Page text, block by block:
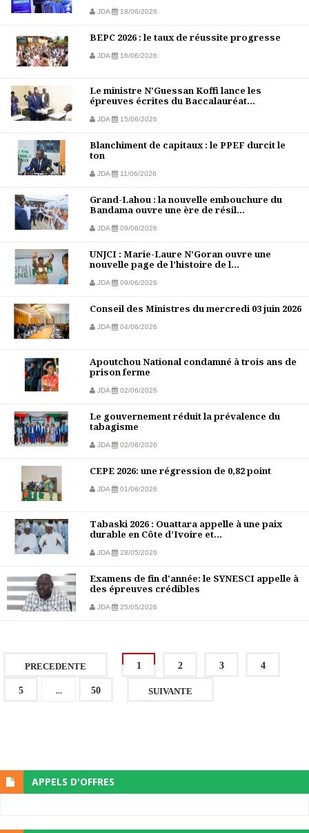
JDA 18/06/2026
BEPC 2026 : le taux de réussite progresse
JDA 16/06/2026
Le ministre N'Guessan Koffi lance les
épreuves écrites du Baccalauréat...
JDA 15/06/2026
Blanchiment de capitaux : le PPEF durcit le
ton
JDA 11/06/2026
Grand-Lahou : la nouvelle embouchure du
Bandama ouvre une ère de résil...
JDA 09/06/2026
UNJCI : Marie-Laure N’Goran ouvre une
nouvelle page de l’histoire de l...
JDA 09/06/2026
Conseil des Ministres du mercredi 03 juin 2026
JDA 04/06/2026
Apoutchou National condamné à trois ans de
prison ferme
JDA 02/06/2026
Le gouvernement réduit la prévalence du
tabagisme
JDA 02/06/2026
CEPE 2026: une régression de 0,82 point
JDA 01/06/2026
Tabaski 2026 : Ouattara appelle à une paix
durable en Côte d’Ivoire et...
JDA 28/05/2026
Examens de fin d'année: le SYNESCI appelle à
des épreuves crédibles
JDA 25/05/2026
PRECEDENTE 1 2 3 4
5 ... 50 SUIVANTE
APPELS D'OFFRES